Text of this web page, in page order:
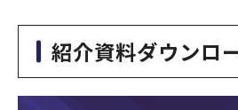
紹介資料ダウンロ